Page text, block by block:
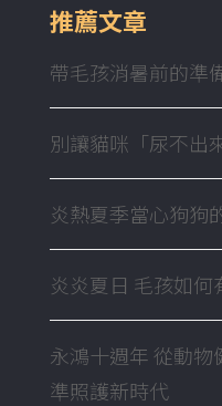
推薦文章
帶毛孩消暑前的準
別讓貓咪「尿不出
炎熱夏季當心狗狗
炎炎夏日 毛孩如何
永鴻十週年 從動
準照護新時代